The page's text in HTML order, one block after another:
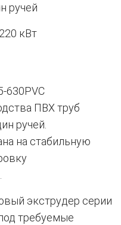
ручей
кВт
630PVC
ПВХ труб
ручей.
на стабильную
экструдер серии
требуемые